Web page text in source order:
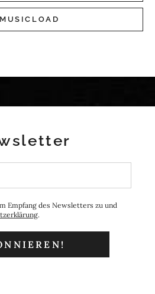
MUSICLOAD
Empfang des Newsletters zu und
.